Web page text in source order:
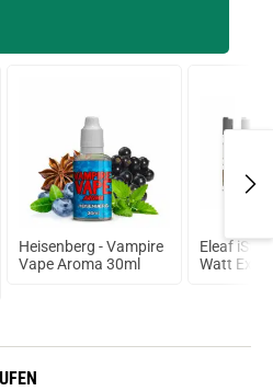
Heisenberg - Vampire
Vape Aroma 30ml
Eleaf
Watt